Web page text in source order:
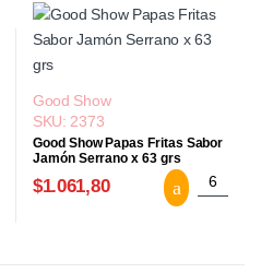
Good Show Papas Fritas Corte
Good Show
SKU: 2373
Good Show Papas Fritas Sabor
Jamón Serrano x 63 grs
$1.061,80 Good